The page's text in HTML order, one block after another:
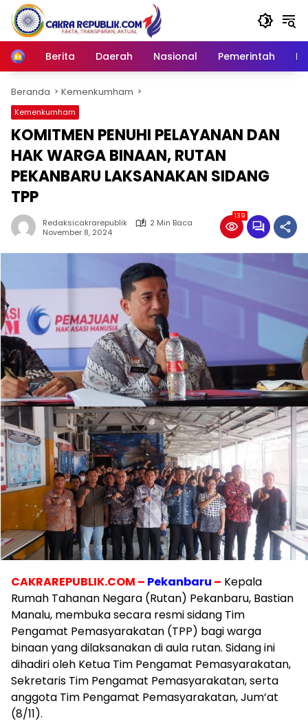
Langsung
konten
Home
Berita Daerah Nasional Pemerintah
Beranda Kemenkumham
Kemenkumham
KOMITMEN PENUHI PELAYANAN DAN
HAK WARGA BINAAN, RUTAN
PEKANBARU LAKSANAKAN SIDANG
TPP
Redaksicakrarepublik
2 Min Baca
November 8, 2024
139
CAKRAREPUBLIK.COM – Pekanbaru – Kepala
Rumah Tahanan Negara (Rutan) Pekanbaru, Bastian
Manalu, membuka secara resmi sidang Tim
Pengamat Pemasyarakatan (TPP) bagi warga
binaan yang dilaksanakan di aula rutan. Sidang ini
dihadiri oleh Ketua Tim Pengamat Pemasyarakatan,
Sekretaris Tim Pengamat Pemasyarakatan, serta
anggota Tim Pengamat Pemasyarakatan, Jum’at
(8/11).